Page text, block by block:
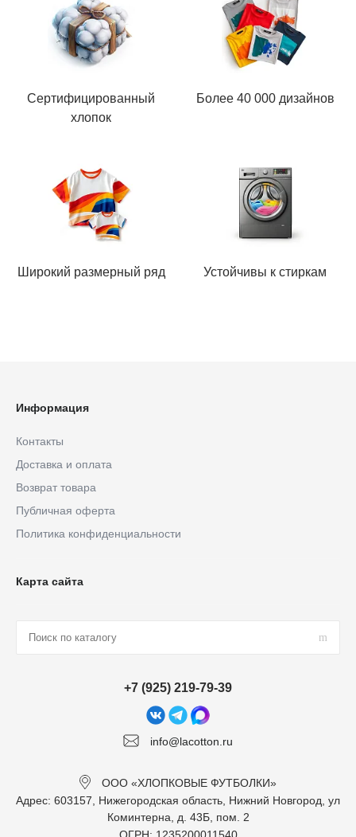
Сертифицированный
хлопок
Более 40 000 дизайнов
Широкий размерный ряд Устойчивы к стиркам
Информация
Контакты
Доставка и оплата
Возврат товара
Публичная оферта
Политика конфиденциальности
Карта сайта
info@lacotton.ru
+7 (925) 219-79-39
ООО «ХЛОПКОВЫЕ ФУТБОЛКИ»
Адрес: 603157, Нижегородская область, Нижний Новгород, ул
Коминтерна, д. 43Б, пом. 2